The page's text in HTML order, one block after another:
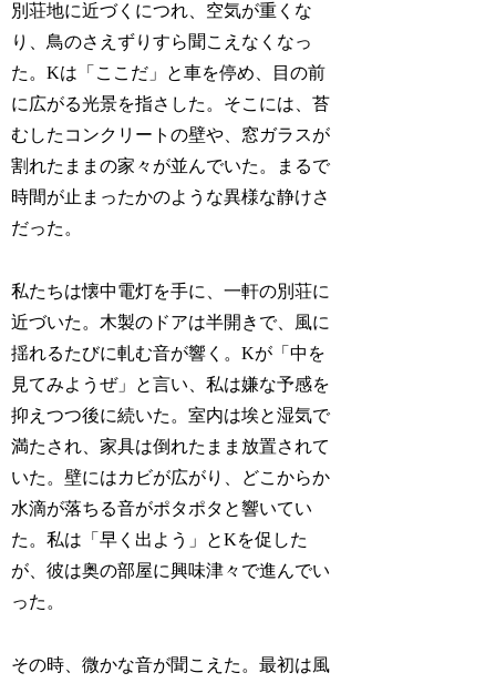
別荘地に近づくにつれ、空気が重くな
り、鳥のさえずりすら聞こえなくなっ
た。Kは「ここだ」と車を停め、目の前
に広がる光景を指さした。そこには、苔
むしたコンクリートの壁や、窓ガラスが
割れたままの家々が並んでいた。まるで
時間が止まったかのような異様な静けさ
だった。
私たちは懐中電灯を手に、一軒の別荘に
近づいた。木製のドアは半開きで、風に
揺れるたびに軋む音が響く。Kが「中を
見てみようぜ」と言い、私は嫌な予感を
抑えつつ後に続いた。室内は埃と湿気で
満たされ、家具は倒れたまま放置されて
いた。壁にはカビが広がり、どこからか
水滴が落ちる音がポタポタと響いてい
た。私は「早く出よう」とKを促した
が、彼は奥の部屋に興味津々で進んでい
った。
その時、微かな音が聞こえた。最初は風